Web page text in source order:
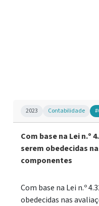
2023 Contabilidade
Com base na Lei n.º
serem obedecidas
componentes
Com base na Lei n.º
obedecidas nas